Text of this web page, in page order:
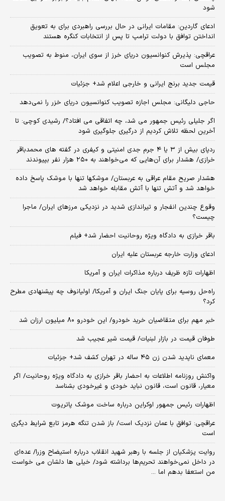
شود
ادعای گاردین: مقامات ایرانی در حال بررسی راهبردی برای به تعویق
انداختن توافق با دولت ترامپ تا پس از انتخابات کنگره هستند
عراقچی: پذیرش کنوانسیون دریای خرز از سوی ایران، منوط به تصویب
مجلس است
قیمت جدید برنج ایرانی و خارجی اعلام شد+ جزئیات
حاجی دلیگانی: مجلس اجازه تصویب کنوانسیون دریای خزر را نمی‌دهد
اگر جلیلی رئیس جمهور می شد، چه اتفاقی می افتاد؟/ رشیدی کوچی: تا
آخرین لحظه تلاش کردیم از درگیری جلوگیری شود
ردپای بیش از ۳ یا ۴ جرم جدی امنیتی و کیفری در گفته های محمدباقر
خرازی/ هشدار برای آن‌هایی که می‌خواهند به ۲۵۰ هزار نفر بپیوندند
هشدار صریح مقام عراقی به عربستان/ موشکها تنها با موشک پاسخ داده
خواهد شد و آتش تنها با آتش مقابله خواهد شد
وقوع چندین انفجار و تیراندازی شدید در نزدیکی مرز‌های ایران/ ماجرا
چیست؟
باقر خرازی به دادگاه ویژه روحانیت احضار شد+ فیلم
ادعای وزارت خارجه عربستان علیه ایران
اظهارات تازه ظریف درباره مذاکرات ایران و آمریکا
راه‌حل روسیه برای پایان جنگ ایران و آمریکا/ اولیانوف چه پیشنهادی مطرح
کرد؟
خبر مهم برای متقاضیان خرید خودرو/ این خودرو ۸۰ میلیون ارزان شد
طوفان قیمت در بازار لبنیات/ قیمت شیر عجیب شد
معمای ناپدید شدن زن ۴۵ ساله در تهران کشف شد+ جزئیات
واکنش روزنامه اطلاعات به احضار باقر خرازی به دادگاه ویژه روحانیت/ اگر
معیار، قانون است، قانون نباید خودی و غیرخودی بشناسد
اظهارات رئیس جمهور اوکراین درباره ساخت موشک پاتریوت
عراقچی: توافق با عمان نزدیک است/ باز شدن تنگه هرمز تابع شرایط دیگری
است
روایت پزشکیان از جلسه با رهبر شهید انقلاب درباره استیضاح وزرا/ عده‌ای
در داخل نمی‌خواهند تحریم‌ها برداشته شود/ خیلی ها دلشان می خواست
من استعفا بدهم اما ...